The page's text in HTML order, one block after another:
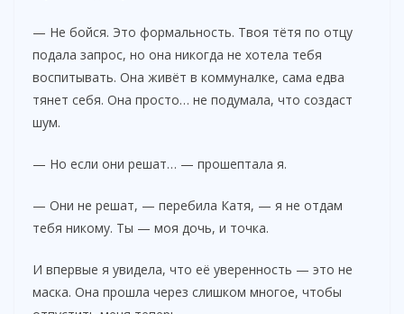
— Не бойся. Это формальность. Твоя тётя по отцу
подала запрос, но она никогда не хотела тебя
воспитывать. Она живёт в коммуналке, сама едва
тянет себя. Она просто… не подумала, что создаст
шум.
— Но если они решат… — прошептала я.
— Они не решат, — перебила Катя, — я не отдам
тебя никому. Ты — моя дочь, и точка.
И впервые я увидела, что её уверенность — это не
маска. Она прошла через слишком многое, чтобы